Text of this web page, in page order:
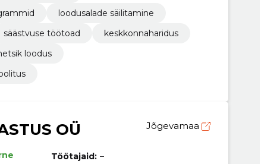
loodusalade säilitamine
säästvuse töötoad
keskkonnaharidus
loodus
OÜ Jõgevamaa
Töötajaid: –